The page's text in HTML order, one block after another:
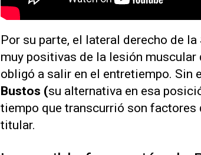
Por su parte, el lateral derecho de la
muy positivas de la lesión muscular
obligó a salir en el entretiempo. Sin
Bustos (su alternativa en esa
tiempo que transcurrió son factores
titular.